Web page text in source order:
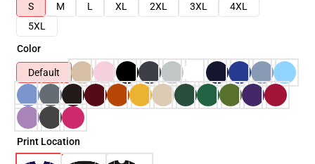
S
M L XL 2XL 3XL
4XL
5XL
Color
Default
Print Location